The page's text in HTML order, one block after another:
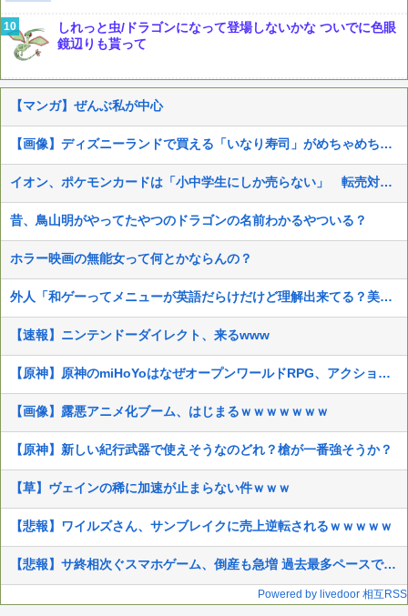
しれっと虫/ドラゴンになって登場しないかな ついでに色眼
鏡辺りも貰って
【マンガ】ぜんぶ私が中心
【画像】ディズニーランドで買える「いなり寿司」がめちゃめちゃ美味しそう
イオン、ポケモンカードは「小中学生にしか売らない」 転売対策の決断が「素晴らしい」
昔、鳥山明がやってたやつのドラゴンの名前わかるやついる？
ホラー映画の無能女って何とかならんの？
外人「和ゲーってメニューが英語だらけだけど理解出来てる？美的センスでわざとそうしてる？」
【速報】ニンテンドーダイレクト、来るwww
【原神】原神のmiHoYoはなぜオープンワールドRPG、アクション、ターン制と全てをヒットさせることができたのか
【画像】露悪アニメ化ブーム、はじまるｗｗｗｗｗｗｗ
【原神】新しい紀行武器で使えそうなのどれ？槍が一番強そうか？
【草】ヴェインの稀に加速が止まらない件ｗｗｗ
【悲報】ワイルズさん、サンブレイクに売上逆転されるｗｗｗｗｗ
【悲報】サ終相次ぐスマホゲーム、倒産も急増 過去最多ペースで推移
Powered by livedoor 相互RSS